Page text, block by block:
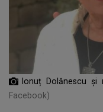
Ionuț Dolănescu și
Facebook)